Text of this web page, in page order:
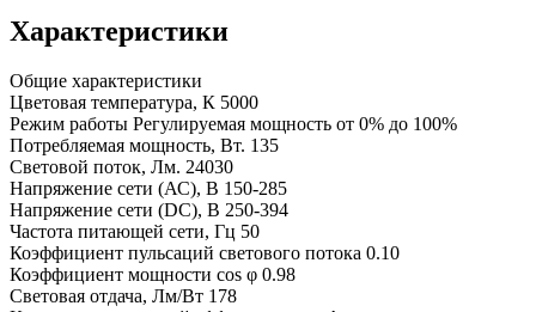
Характеристики
Общие характеристики
Цветовая температура, К 5000
Режим работы Регулируемая мощность от 0% до 100%
Потребляемая мощность, Вт. 135
Световой поток, Лм. 24030
Напряжение сети (АС), В 150-285
Напряжение сети (DC), В 250-394
Частота питающей сети, Гц 50
Коэффициент пульсаций светового потока 0.10
Коэффициент мощности cos φ 0.98
Световая отдача, Лм/Вт 178